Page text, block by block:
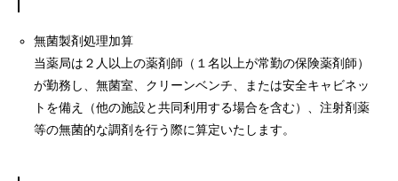
無菌製剤処理加算
当薬局は２人以上の薬剤師（１名以上が常勤の保険薬剤師）
が勤務し、無菌室、クリーンベンチ、または安全キャビネッ
トを備え（他の施設と共同利用する場合を含む）、注射剤薬
等の無菌的な調剤を行う際に算定いたします。